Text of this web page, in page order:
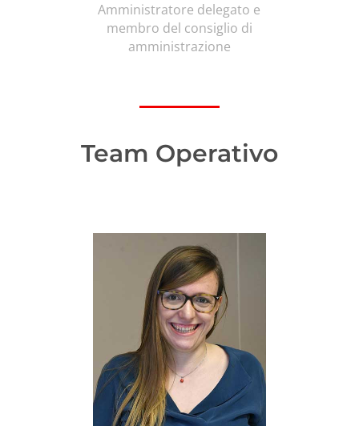
Amministratore delegato e
membro del consiglio di
amministrazione
Team Operativo